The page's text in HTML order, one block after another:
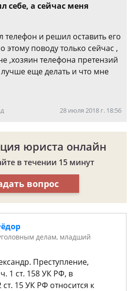
себе, а сейчас меня
телефон и решил оставить его
этому поводу только сейчас ,
,хозяин телефона претензий
еще делать и что мне
28 июля 2018 г. 18:56
юриста онлайн
в течении 15 минут
вопрос
делам, младший
Преступление,
1 ст. 158 УК РФ, в
ст. 15 УК РФ относится к